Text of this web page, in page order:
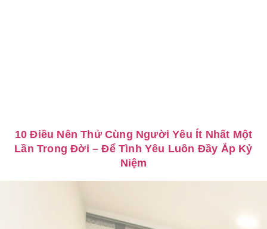
10 Điều Nên Thử Cùng Người Yêu Ít Nhất Một
Lần Trong Đời – Để Tình Yêu Luôn Đầy Ắp Kỷ
Niệm